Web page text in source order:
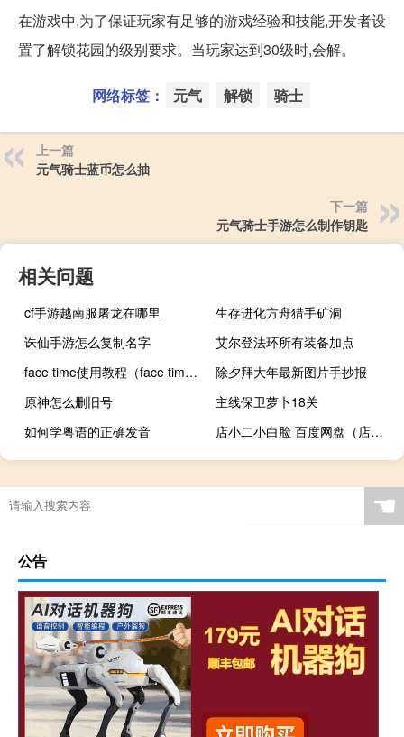
在游戏中,为了保证玩家有足够的游戏经验和技能,开发者设
置了解锁花园的级别要求。当玩家达到30级时,会解。
网络标签： 元气 解锁 骑士
上一篇
元气骑士蓝币怎么抽
下一篇
元气骑士手游怎么制作钥匙
相关问题
cf手游越南服屠龙在哪里
生存进化方舟猎手矿洞
诛仙手游怎么复制名字
艾尔登法环所有装备加点
face time使用教程（face time）
除夕拜大年最新图片手抄报
原神怎么删旧号
主线保卫萝卜18关
如何学粤语的正确发音
店小二小白脸 百度网盘（店小二小白脸）
☚
公告